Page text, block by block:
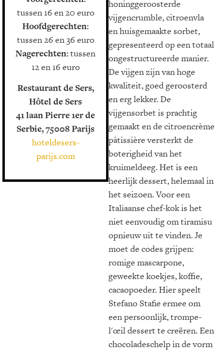
honinggeroosterde
vijgencrumble, citroenvla
en huisgemaakte sorbet,
gepresenteerd op een totaal
ongestructureerde manier.
De vijgen zijn van hoge
kwaliteit, goed geroosterd
en erg lekker. De
vijgensorbet is prachtig
gemaakt en de citroencrème
pâtissière versterkt de
boterigheid van het
kruimeldeeg. Het is een
heerlijk dessert, helemaal in
het seizoen. Voor een
Italiaanse chef-kok is het
niet eenvoudig om tiramisu
opnieuw uit te vinden. Je
moet de codes grijpen:
romige mascarpone,
geweekte koekjes, koffie,
cacaopoeder. Hier speelt
Stefano Stafie ermee om
een persoonlijk, trompe-
l'œil dessert te creëren. Een
chocoladeschelp in de vorm
tussen 16 en 20 euro
Hoofdgerechten:
tussen 26 en 36 euro
Nagerechten:tussen
12 en 16 euro
Restaurant de Sers,
Hôtel de Sers
41 laan Pierre 1er de
Serbie, 75008 Parijs
hoteldesers-
parijs.com